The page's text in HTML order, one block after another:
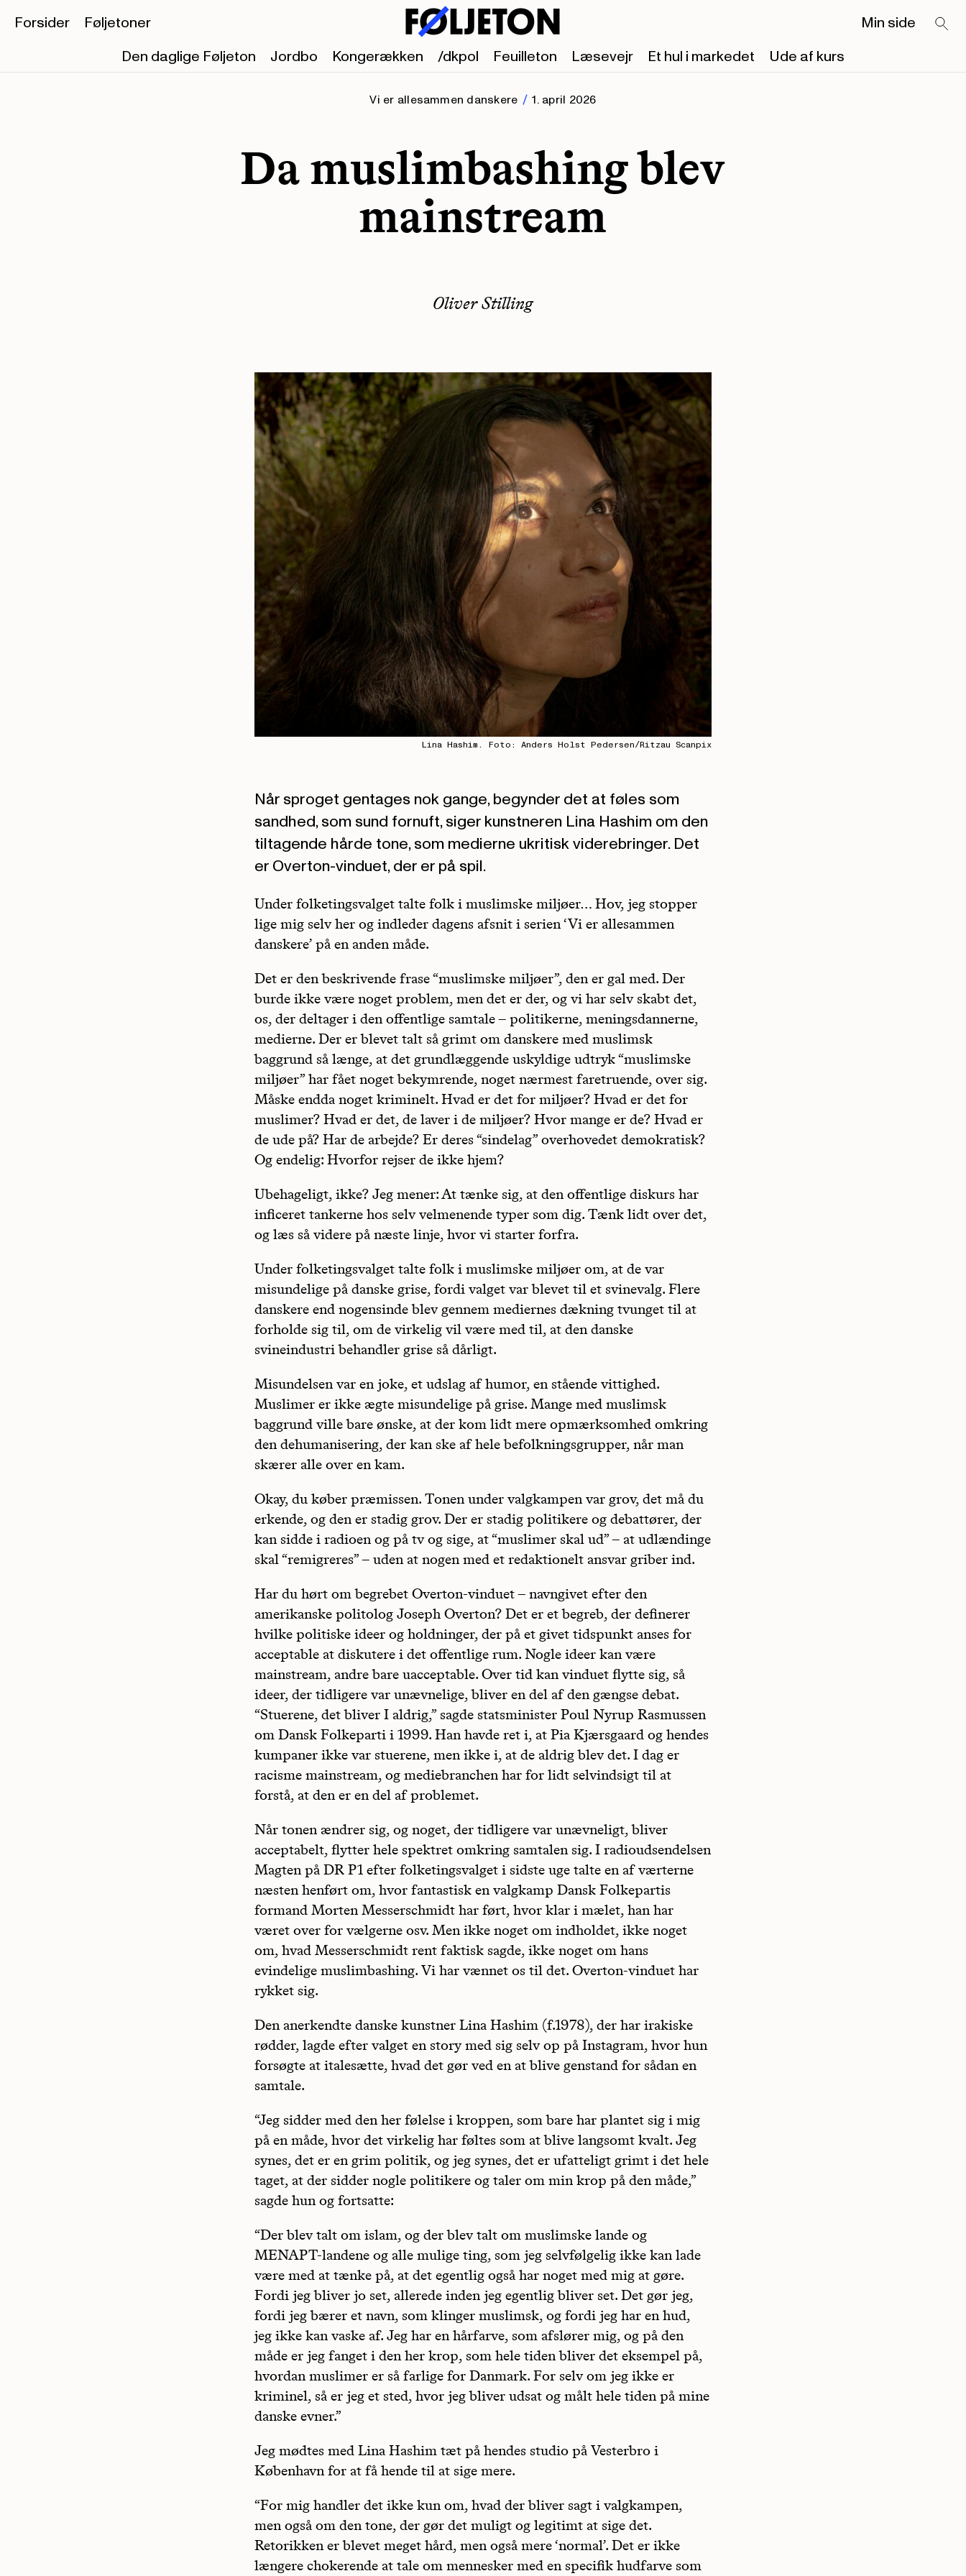
Forsider
Føljetoner
Den daglige Føljeton
Jordbo Kongerækken /dkpol Feuilleton Læsevejr Et hul i markedet Ude af kurs
Min side
Vi er allesammen danskere 1. april 2026
Da muslimbashing blev
mainstream
Oliver Stilling
Lina Hashim. Foto: Anders Holst Pedersen/Ritzau Scanpix
Når sproget gentages nok gange, begynder det at føles som
sandhed, som sund fornuft, siger kunstneren Lina Hashim om den
tiltagende hårde tone, som medierne ukritisk viderebringer. Det
er Overton-vinduet, der er på spil.
Under folketingsvalget talte folk i muslimske miljøer… Hov, jeg stopper
lige mig selv her og indleder dagens afsnit i serien ‘Vi er allesammen
danskere’ på en anden måde.
Det er den beskrivende frase “muslimske miljøer”, den er gal med. Der
burde ikke være noget problem, men det er der, og vi har selv skabt det,
os, der deltager i den offentlige samtale – politikerne, meningsdannerne,
medierne. Der er blevet talt så grimt om danskere med muslimsk
baggrund så længe, at det grundlæggende uskyldige udtryk “muslimske
miljøer” har fået noget bekymrende, noget nærmest faretruende, over sig.
Måske endda noget kriminelt. Hvad er det for miljøer? Hvad er det for
muslimer? Hvad er det, de laver i de miljøer? Hvor mange er de? Hvad er
de ude på? Har de arbejde? Er deres “sindelag” overhovedet demokratisk?
Og endelig: Hvorfor rejser de ikke hjem?
Ubehageligt, ikke? Jeg mener: At tænke sig, at den offentlige diskurs har
inficeret tankerne hos selv velmenende typer som dig. Tænk lidt over det,
og læs så videre på næste linje, hvor vi starter forfra.
Under folketingsvalget talte folk i muslimske miljøer om, at de var
misundelige på danske grise, fordi valget var blevet til et svinevalg. Flere
danskere end nogensinde blev gennem mediernes dækning tvunget til at
forholde sig til, om de virkelig vil være med til, at den danske
svineindustri behandler grise så dårligt.
Misundelsen var en joke, et udslag af humor, en stående vittighed.
Muslimer er ikke ægte misundelige på grise. Mange med muslimsk
baggrund ville bare ønske, at der kom lidt mere opmærksomhed omkring
den dehumanisering, der kan ske af hele befolkningsgrupper, når man
skærer alle over en kam.
Okay, du køber præmissen. Tonen under valgkampen var grov, det må du
erkende, og den er stadig grov. Der er stadig politikere og debattører, der
kan sidde i radioen og på tv og sige, at “muslimer skal ud” – at udlændinge
skal “remigreres” – uden at nogen med et redaktionelt ansvar griber ind.
Har du hørt om begrebet Overton-vinduet – navngivet efter den
amerikanske politolog Joseph Overton? Det er et begreb, der definerer
hvilke politiske ideer og holdninger, der på et givet tidspunkt anses for
acceptable at diskutere i det offentlige rum. Nogle ideer kan være
mainstream, andre bare uacceptable. Over tid kan vinduet flytte sig, så
ideer, der tidligere var unævnelige, bliver en del af den gængse debat.
“Stuerene, det bliver I aldrig,” sagde statsminister Poul Nyrup Rasmussen
om Dansk Folkeparti i 1999. Han havde ret i, at Pia Kjærsgaard og hendes
kumpaner ikke var stuerene, men ikke i, at de aldrig blev det. I dag er
racisme mainstream, og mediebranchen har for lidt selvindsigt til at
forstå, at den er en del af problemet.
Når tonen ændrer sig, og noget, der tidligere var unævneligt, bliver
acceptabelt, flytter hele spektret omkring samtalen sig. I radioudsendelsen
Magten på DR P1 efter folketingsvalget i sidste uge talte en af værterne
næsten henført om, hvor fantastisk en valgkamp Dansk Folkepartis
formand Morten Messerschmidt har ført, hvor klar i mælet, han har
været over for vælgerne osv. Men ikke noget om indholdet, ikke noget
om, hvad Messerschmidt rent faktisk sagde, ikke noget om hans
evindelige muslimbashing. Vi har vænnet os til det. Overton-vinduet har
rykket sig.
Den anerkendte danske kunstner Lina Hashim (f.1978), der har irakiske
rødder, lagde efter valget en story med sig selv op på Instagram, hvor hun
forsøgte at italesætte, hvad det gør ved en at blive genstand for sådan en
samtale.
“Jeg sidder med den her følelse i kroppen, som bare har plantet sig i mig
på en måde, hvor det virkelig har føltes som at blive langsomt kvalt. Jeg
synes, det er en grim politik, og jeg synes, det er ufatteligt grimt i det hele
taget, at der sidder nogle politikere og taler om min krop på den måde,”
sagde hun og fortsatte:
“Der blev talt om islam, og der blev talt om muslimske lande og
MENAPT-landene og alle mulige ting, som jeg selvfølgelig ikke kan lade
være med at tænke på, at det egentlig også har noget med mig at gøre.
Fordi jeg bliver jo set, allerede inden jeg egentlig bliver set. Det gør jeg,
fordi jeg bærer et navn, som klinger muslimsk, og fordi jeg har en hud,
jeg ikke kan vaske af. Jeg har en hårfarve, som afslører mig, og på den
måde er jeg fanget i den her krop, som hele tiden bliver det eksempel på,
hvordan muslimer er så farlige for Danmark. For selv om jeg ikke er
kriminel, så er jeg et sted, hvor jeg bliver udsat og målt hele tiden på mine
danske evner.”
Jeg mødtes med Lina Hashim tæt på hendes studio på Vesterbro i
København for at få hende til at sige mere.
“For mig handler det ikke kun om, hvad der bliver sagt i valgkampen,
men også om den tone, der gør det muligt og legitimt at sige det.
Retorikken er blevet meget hård, men også mere ‘normal’. Det er ikke
længere chokerende at tale om mennesker med en specifik hudfarve som